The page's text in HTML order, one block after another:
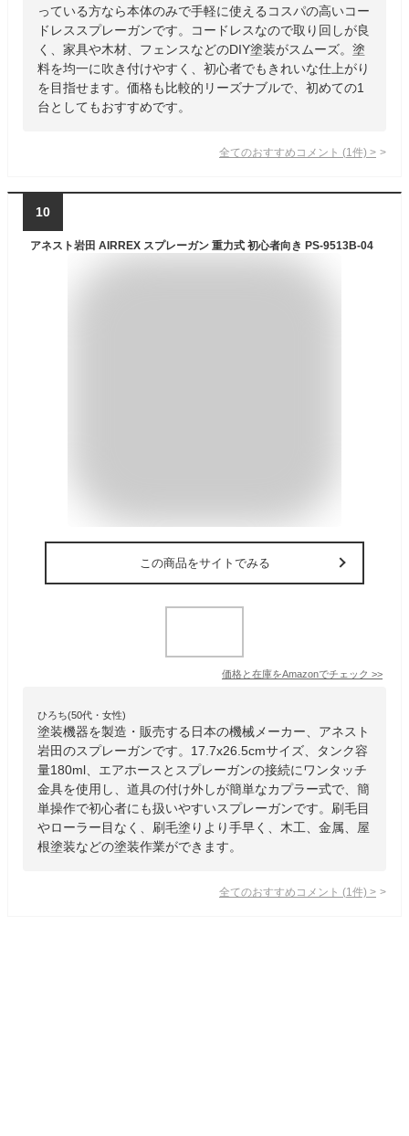
っている方なら本体のみで手軽に使えるコスパの高いコー
ドレススプレーガンです。コードレスなので取り回しが良
く、家具や木材、フェンスなどのDIY塗装がスムーズ。塗
料を均一に吹き付けやすく、初心者でもきれいな仕上がり
を目指せます。価格も比較的リーズナブルで、初めての1
台としてもおすすめです。
全てのおすすめコメント (1 件) >
10
アネスト岩田 AIRREX スプレーガン 重力式 初心者向き PS-9513B-04
この商品をサイトでみる
価格と在庫をAmazonでチェック >>
ひろち(50代・女性)
塗装機器を製造・販売する日本の機械メーカー、アネスト
岩田のスプレーガンです。17.7x26.5cmサイズ、タンク容
量180ml、エアホースとスプレーガンの接続にワンタッチ
金具を使用し、道具の付け外しが簡単なカプラー式で、簡
単操作で初心者にも扱いやすいスプレーガンです。刷毛目
やローラー目なく、刷毛塗りより手早く、木工、金属、屋
根塗装などの塗装作業ができます。
全てのおすすめコメント (1 件) >